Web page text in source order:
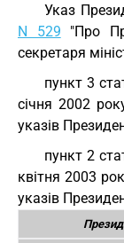
Указ
N 529 "Про
секретаря
пункт 3
січня 2002
указів
пункт 2
квітня 2003
указів